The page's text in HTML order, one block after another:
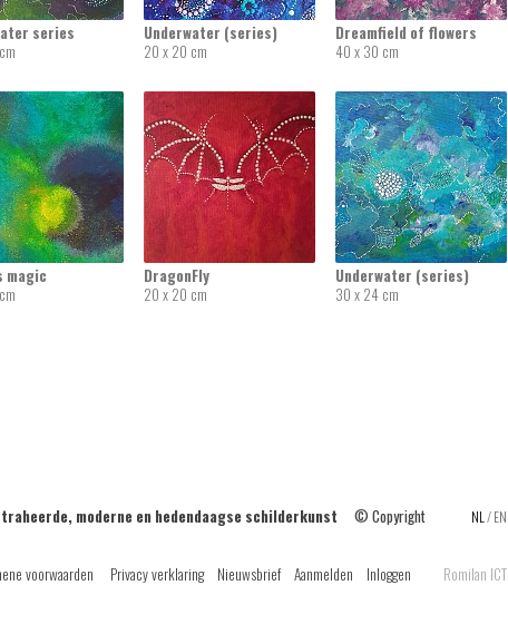
series
Underwater (series)
20 x 20 cm
Dreamfield of flowers
40 x 30 cm
magic
DragonFly
20 x 20 cm
Underwater (series)
30 x 24 cm
NL /EN
moderne en hedendaagse schilderkunst © Copyright
voorwaarden Privacy verklaring Nieuwsbrief Aanmelden Inloggen Romilan ICT